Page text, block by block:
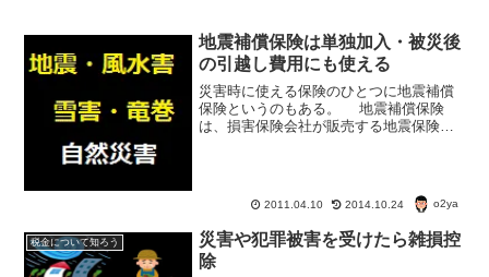
地震補償保険は単独加入・被災後
の引越し費用にも使える
災害時に使える保険のひとつに地震補償
保険というのもある。 地震補償保険
は、損害保険会社が販売する地震保険と
2011.04.10 2014.10.24 o2ya
税金について知ろう
災害や犯罪被害を受けたら雑損控
除